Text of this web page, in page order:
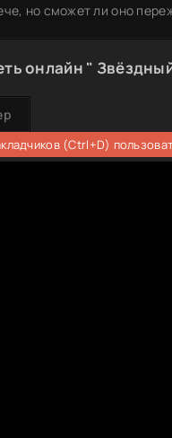
но сможет ли оно
онлайн "
(Ctrl+D)